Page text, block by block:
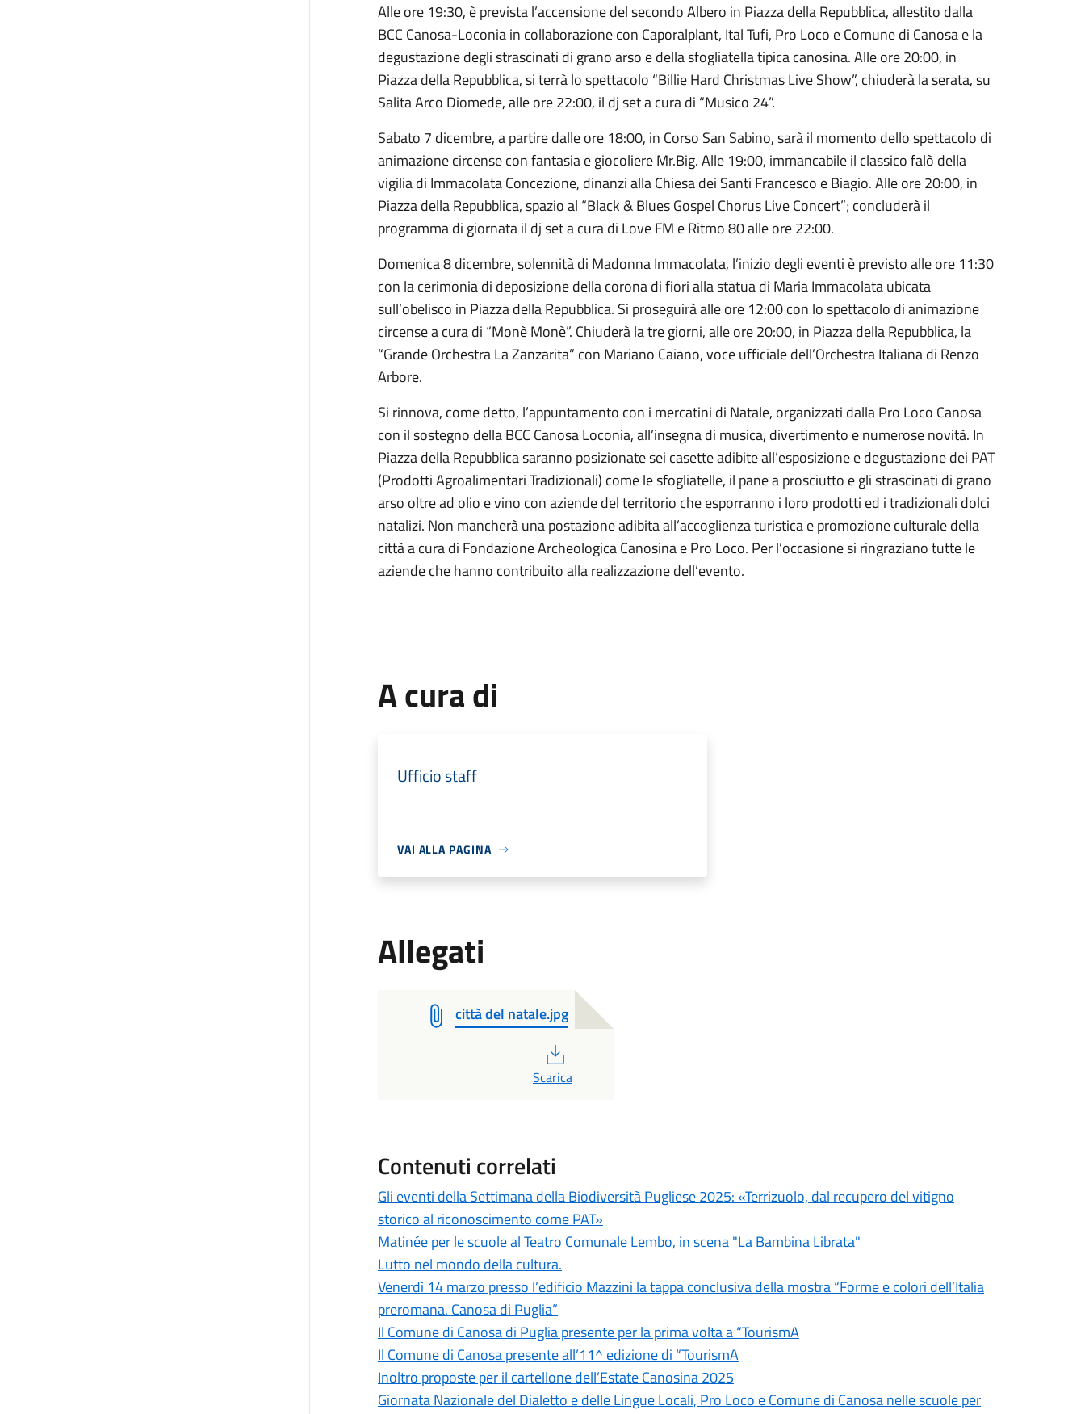
Alle ore 19:30, è prevista l’accensione del secondo Albero in Piazza della Repubblica, allestito dalla
BCC Canosa-Loconia in collaborazione con Caporalplant, Ital Tufi, Pro Loco e Comune di Canosa e la
degustazione degli strascinati di grano arso e della sfogliatella tipica canosina. Alle ore 20:00, in
Piazza della Repubblica, si terrà lo spettacolo “Billie Hard Christmas Live Show”, chiuderà la serata, su
Salita Arco Diomede, alle ore 22:00, il dj set a cura di “Musico 24”.
Sabato 7 dicembre, a partire dalle ore 18:00, in Corso San Sabino, sarà il momento dello spettacolo di
animazione circense con fantasia e giocoliere Mr.Big. Alle 19:00, immancabile il classico falò della
vigilia di Immacolata Concezione, dinanzi alla Chiesa dei Santi Francesco e Biagio. Alle ore 20:00, in
Piazza della Repubblica, spazio al “Black & Blues Gospel Chorus Live Concert”; concluderà il
programma di giornata il dj set a cura di Love FM e Ritmo 80 alle ore 22:00.
Domenica 8 dicembre, solennità di Madonna Immacolata, l’inizio degli eventi è previsto alle ore 11:30
con la cerimonia di deposizione della corona di fiori alla statua di Maria Immacolata ubicata
sull’obelisco in Piazza della Repubblica. Si proseguirà alle ore 12:00 con lo spettacolo di animazione
circense a cura di “Monè Monè”. Chiuderà la tre giorni, alle ore 20:00, in Piazza della Repubblica, la
“Grande Orchestra La Zanzarita” con Mariano Caiano, voce ufficiale dell’Orchestra Italiana di Renzo
Arbore.
Si rinnova, come detto, l’appuntamento con i mercatini di Natale, organizzati dalla Pro Loco Canosa
con il sostegno della BCC Canosa Loconia, all’insegna di musica, divertimento e numerose novità. In
Piazza della Repubblica saranno posizionate sei casette adibite all’esposizione e degustazione dei PAT
(Prodotti Agroalimentari Tradizionali) come le sfogliatelle, il pane a prosciutto e gli strascinati di grano
arso oltre ad olio e vino con aziende del territorio che esporranno i loro prodotti ed i tradizionali dolci
natalizi. Non mancherà una postazione adibita all’accoglienza turistica e promozione culturale della
città a cura di Fondazione Archeologica Canosina e Pro Loco. Per l’occasione si ringraziano tutte le
aziende che hanno contribuito alla realizzazione dell’evento.
A cura di
Ufficio staff
VAI ALLA PAGINA
Allegati
città del natale.jpg
Scarica
Contenuti correlati
Gli eventi della Settimana della Biodiversità Pugliese 2025: «Terrizuolo, dal recupero del vitigno
storico al riconoscimento come PAT»
Matinée per le scuole al Teatro Comunale Lembo, in scena "La Bambina Librata"
Lutto nel mondo della cultura.
Venerdì 14 marzo presso l’edificio Mazzini la tappa conclusiva della mostra “Forme e colori dell’Italia
preromana. Canosa di Puglia”
Il Comune di Canosa di Puglia presente per la prima volta a “TourismA
Il Comune di Canosa presente all’11^ edizione di “TourismA
Inoltro proposte per il cartellone dell’Estate Canosina 2025
Giornata Nazionale del Dialetto e delle Lingue Locali, Pro Loco e Comune di Canosa nelle scuole per